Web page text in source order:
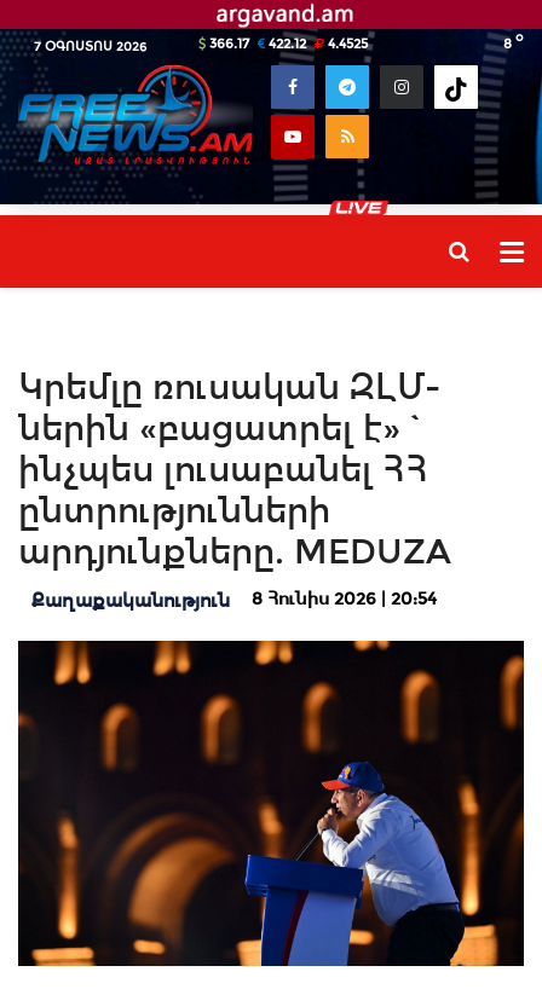
7 ՕԳՈՍՏՈՍ 2026 8 o
366.17 422.12 4.4525
Կրեմլը ռուսական ԶԼՄ-
ներին «բացատրել է»`
ինչպես լուսաբանել ՀՀ
ընտրությունների
արդյունքները. MEDUZA
Քաղաքականություն 8 Հունիս 2026 | 20:54